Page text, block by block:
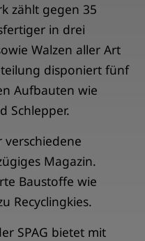
zählt gegen 35
in drei
Walzen aller Art
disponiert fünf
Aufbauten wie
Schlepper.
Magazin.
Baustoffe wie
Recyclingkies.
SPAG bietet mit